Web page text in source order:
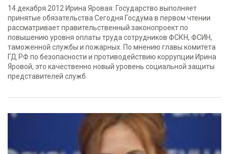
14 декабря 2012 Ирина Яровая: Государство выполняет
принятые обязательства Сегодня Госдума в первом чтении
рассматривает правительственный законопроект по
повышению уровня оплаты труда сотрудников ФСКН, ФСИН,
таможенной службы и пожарных. По мнению главы комитета
ГД РФ по безопасности и противодействию коррупции Ирина
Яровой, это качественно новый уровень социальной защиты
представителей служб